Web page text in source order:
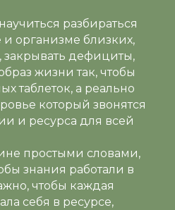
разбираться
организме близких,
закрывать дефициты,
жизни так, чтобы
таблеток, а реально
который звонятся
и ресурса для всей
простыми словами,
знания работали в
чтобы каждая
себя в ресурсе,